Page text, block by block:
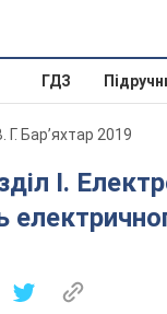
ГДЗ
Г. Бар’яхтар 2019